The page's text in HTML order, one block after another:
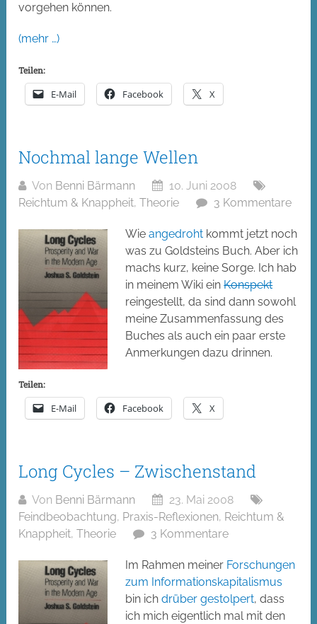
vorgehen können.
(mehr …)
Teilen:
E-Mail Facebook X
Nochmal lange Wellen
Von Benni Bärmann
10. Juni 2008
Reichtum & Knappheit,Theorie 3 Kommentare
Wieangedroht kommt jetzt noch
was zu Goldsteins Buch. Aber ich
machs kurz, keine Sorge. Ich hab
in meinem Wiki einKonspekt
reingestellt, da sind dann sowohl
meine Zusammenfassung des
Buches als auch ein paar erste
Anmerkungen dazu drinnen.
Teilen:
E-Mail Facebook X
Long Cycles – Zwischenstand
Von Benni Bärmann
23. Mai 2008
Feindbeobachtung, Praxis-Reflexionen, Reichtum &
Knappheit,Theorie 3 Kommentare
Im Rahmen meiner Forschungen
zum Informationskapitalismus
bin ichdrüber gestolpert, dass
ich mich eigentlich mal mit den